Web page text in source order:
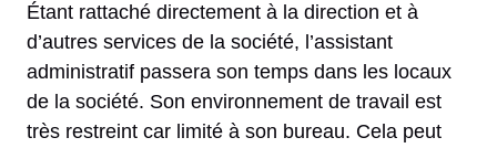
Étant rattaché directement à la direction et à
d’autres services de la société, l’assistant
administratif passera son temps dans les locaux
de la société. Son environnement de travail est
très restreint car limité à son bureau. Cela peut